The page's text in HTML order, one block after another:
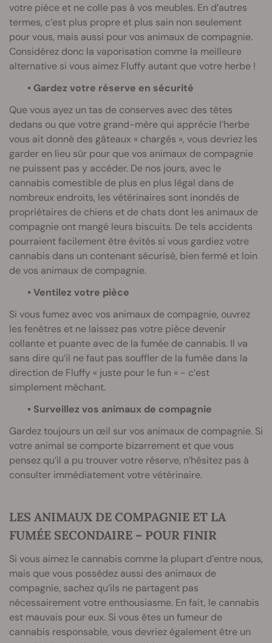
votre pièce et ne colle pas à vos meubles. En d’autres
termes, c’est plus propre et plus sain non seulement
pour vous, mais aussi pour vos animaux de compagnie.
Considérez donc la vaporisation comme la meilleure
alternative si vous aimez Fluffy autant que votre herbe !
• Gardez votre réserve en sécurité
Que vous ayez un tas de conserves avec des têtes
dedans ou que votre grand-mère qui apprécie l’herbe
vous ait donné des gâteaux « chargés », vous devriez les
garder en lieu sûr pour que vos animaux de compagnie
ne puissent pas y accéder. De nos jours, avec le
cannabis comestible de plus en plus légal dans de
nombreux endroits, les vétérinaires sont inondés de
propriétaires de chiens et de chats dont les animaux de
compagnie ont mangé leurs biscuits. De tels accidents
pourraient facilement être évités si vous gardiez votre
cannabis dans un contenant sécurisé, bien fermé et loin
de vos animaux de compagnie.
• Ventilez votre pièce
Si vous fumez avec vos animaux de compagnie, ouvrez
les fenêtres et ne laissez pas votre pièce devenir
collante et puante avec de la fumée de cannabis. Il va
sans dire qu’il ne faut pas souffler de la fumée dans la
direction de Fluffy « juste pour le fun » - c’est
simplement méchant.
• Surveillez vos animaux de compagnie
Gardez toujours un œil sur vos animaux de compagnie. Si
votre animal se comporte bizarrement et que vous
pensez qu’il a pu trouver votre réserve, n’hésitez pas à
consulter immédiatement votre vétérinaire.
LES ANIMAUX DE COMPAGNIE ET LA
FUMÉE SECONDAIRE – POUR FINIR
Si vous aimez le cannabis comme la plupart d’entre nous,
mais que vous possédez aussi des animaux de
compagnie, sachez qu’ils ne partagent pas
nécessairement votre enthousiasme. En fait, le cannabis
est mauvais pour eux. Si vous êtes un fumeur de
cannabis responsable, vous devriez également être un